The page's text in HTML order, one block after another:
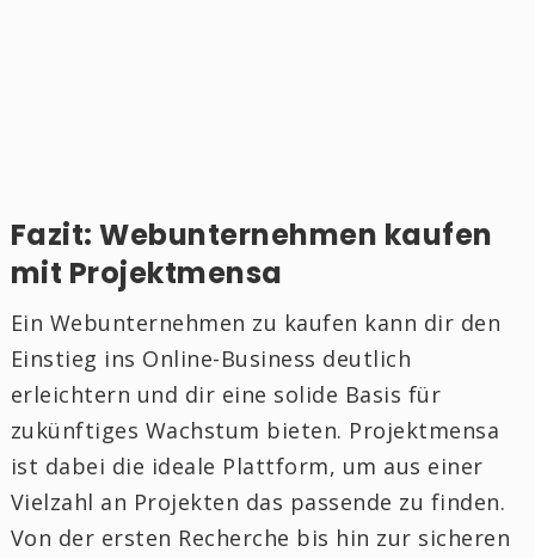
Fazit: Webunternehmen kaufen
mit Projektmensa
Ein Webunternehmen zu kaufen kann dir den
Einstieg ins Online-Business deutlich
erleichtern und dir eine solide Basis für
zukünftiges Wachstum bieten. Projektmensa
ist dabei die ideale Plattform, um aus einer
Vielzahl an Projekten das passende zu finden.
Von der ersten Recherche bis hin zur sicheren